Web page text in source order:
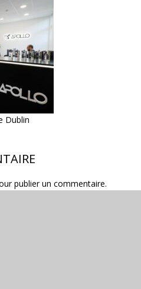
Dublin
publier un commentaire.